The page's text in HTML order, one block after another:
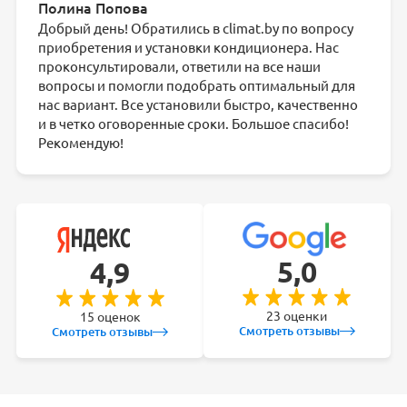
Полина Попова
Добрый день! Обратились в climat.by по вопросу
приобретения и установки кондиционера. Нас
проконсультировали, ответили на все наши
вопросы и помогли подобрать оптимальный для
нас вариант. Все установили быстро, качественно
и в четко оговоренные сроки. Большое спасибо!
Рекомендую!
4,9
15 оценок
Смотреть отзывы
5,0
23 оценки
Смотреть отзывы